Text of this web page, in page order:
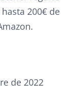
200€ de
de 2022